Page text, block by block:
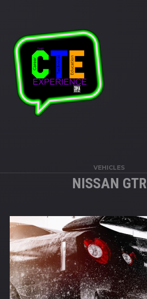
VEHICLES
NISSAN GTR